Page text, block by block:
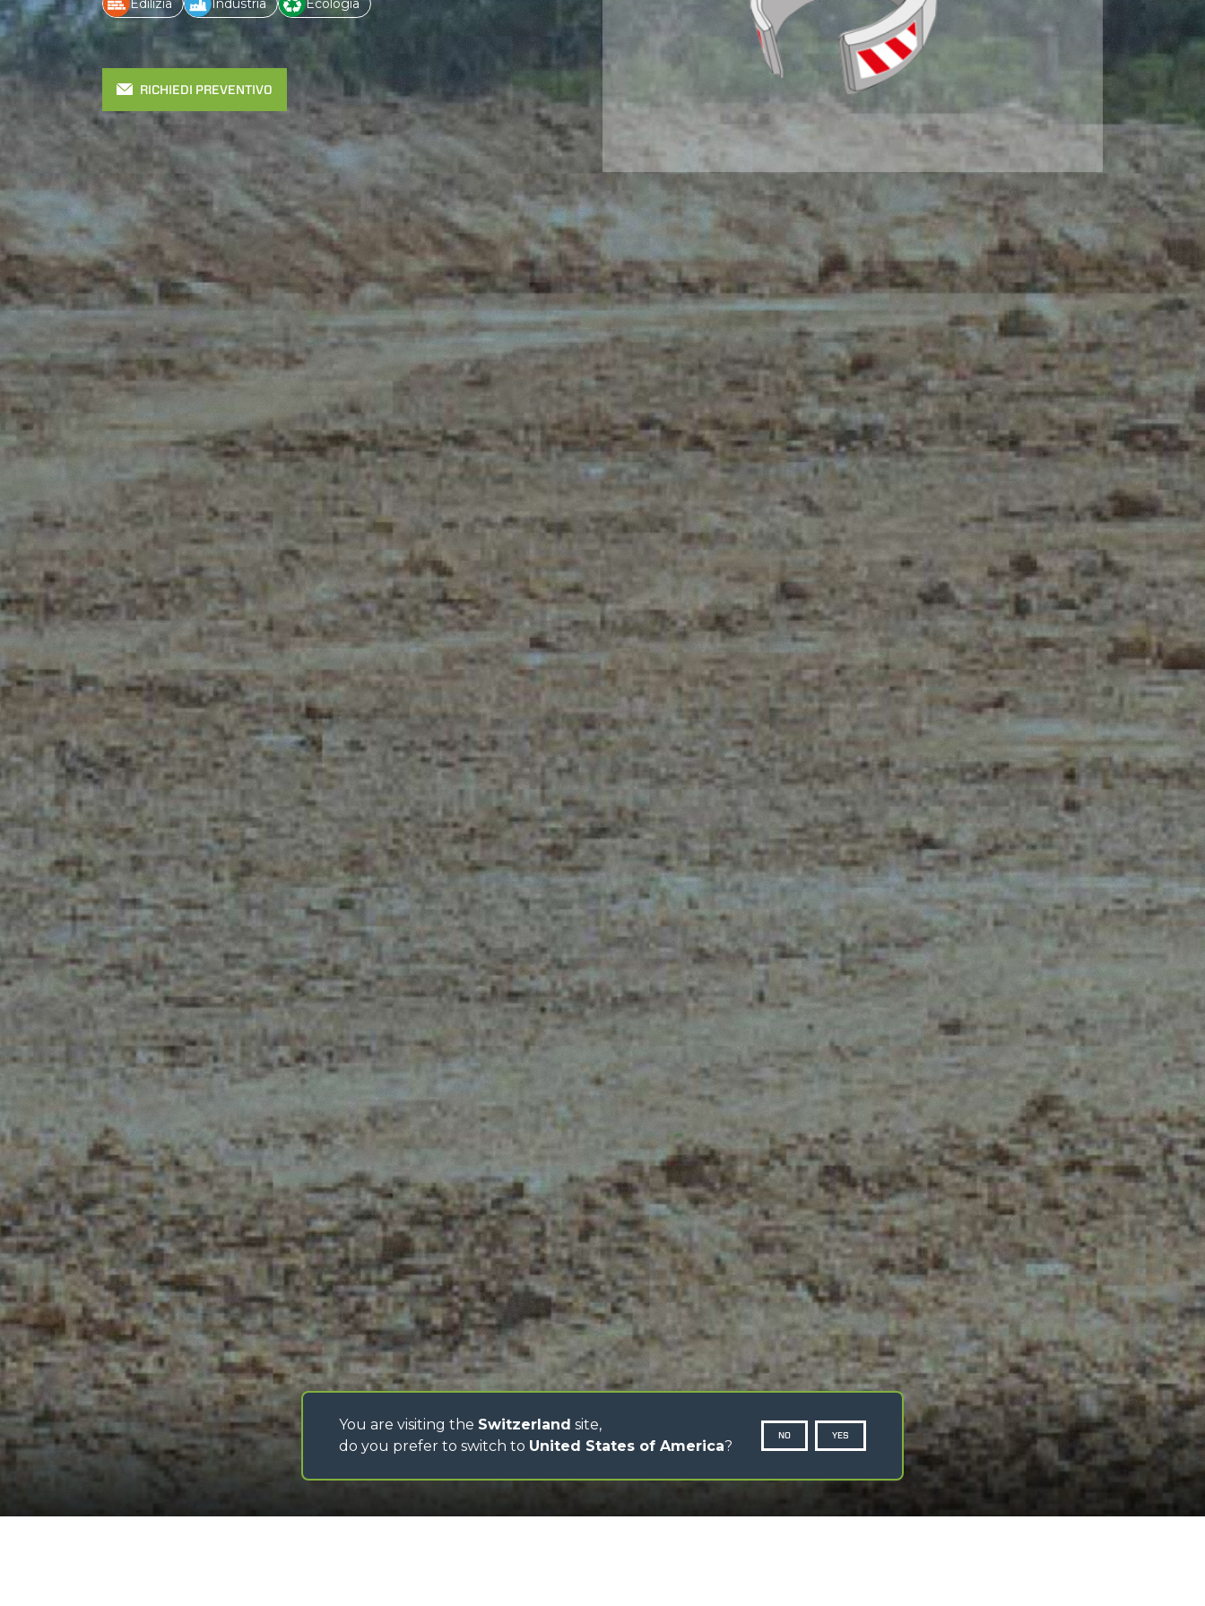
RICHIEDI PREVENTIVO
SCROLL DOWN
You are visiting the Switzerland site,
do you prefer to switch to United States of America?
NO YES
CONTATTI
Via Nazionale, 9 - 12010
S. Defendente di Cervasca
(CN) - Italia
TEL
+39 0171614111
info@merlo.com
MERLO GROUP
MERLO NEL MONDO
LA STORIA DI MERLO
TECNOLOGIE
CERTIFICAZIONI
POLITICA DELLA QUALITÀ
POLITICA DELLA SALUTE,
DELLA SICUREZZA DEL
LAVORO E DELL’AMBIENTE
DEVELOPER
FONDI FESR
PROGETTO VI.P. –
VITICOLTURA DI
PRECISIONE
CONDIZIONI GENERALI
D’ACQUISTO
ISTRUZIONI SPEDIZIONE
MATERIALI
IT - TEAM VIEWER
SAV - TEAM VIEWER
WHISTLEBLOWING
ACCESSIBILITÀ
PRODOTTI
TELESCOPICI ELETTRICI
TELESCOPICI COMPATTI
TELESCOPICI MEDIA
CAPACITÀ
TELESCOPICI ALTA
CAPACITÀ
TELESCOPICI
STABILIZZATI
TELESCOPICI ROTATIVI
TRATTORI TELESCOPICI
CINGO TRANSPORTER
CINGO PORTATTREZZI
CINGO MULTIFUNZIONE
CINGO ELETTRICO
BETONIERE
AUTOCARICANTI
TRATTORI FORESTALI
DUMPER
ATTREZZATURE
FORCHE
BENNE
FORCHE E PINZE
PIATTAFORME
SPECIALI
Iscriviti alla newsletter
Loading form...
© 2026
MERLO S.p.A. Industria Metalmeccanica
P. IVA/Codice Fiscale 03078670043 - Iscrizione CCIAA di Cuneo n. REA CN-260677,
Capitale Sociale 15.000.005,00 € int. vers
PRIVACY POLICY COOKIE POLICY